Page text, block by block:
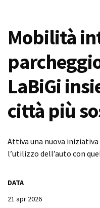
Mobilità
LaBiGi
città più
Attiva una nuova
l’utilizzo dell’auto con
DATA
21 apr 2026